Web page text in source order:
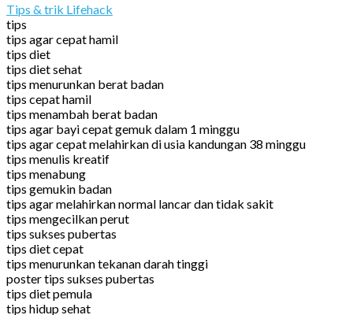
Tips & trik Lifehack
tips
tips agar cepat hamil
tips diet
tips diet sehat
tips menurunkan berat badan
tips cepat hamil
tips menambah berat badan
tips agar bayi cepat gemuk dalam 1 minggu
tips agar cepat melahirkan di usia kandungan 38 minggu
tips menulis kreatif
tips menabung
tips gemukin badan
tips agar melahirkan normal lancar dan tidak sakit
tips mengecilkan perut
tips sukses pubertas
tips diet cepat
tips menurunkan tekanan darah tinggi
poster tips sukses pubertas
tips diet pemula
tips hidup sehat